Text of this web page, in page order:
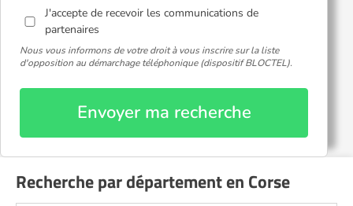
J'accepte de recevoir les communications de
partenaires
Nous vous informons de votre droit à vous inscrire sur la liste
d'opposition au démarchage téléphonique (dispositif BLOCTEL).
Envoyer ma recherche
Recherche par département en Corse